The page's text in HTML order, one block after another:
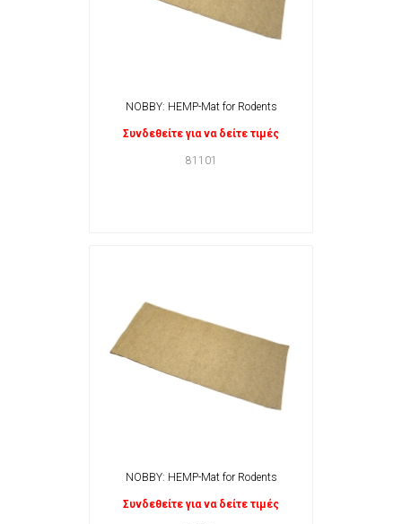
NOBBY: HEMP-Mat for Rodents
Συνδεθείτε για να δείτε τιμές
81101
NOBBY: HEMP-Mat for Rodents
Συνδεθείτε για να δείτε τιμές